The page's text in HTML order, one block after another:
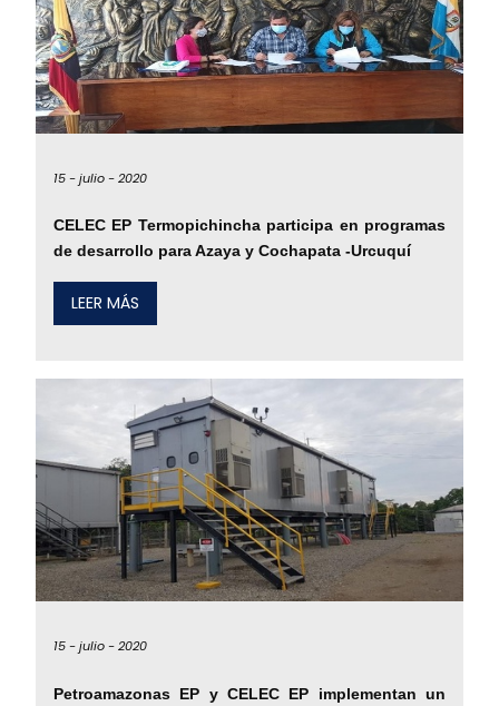
15 -julio -2020
CELEC EP Termopichincha participa en programas
de desarrollo para Azaya y Cochapata -Urcuquí
LEER MÁS
15 -julio -2020
Petroamazonas EP y CELEC EP implementan un